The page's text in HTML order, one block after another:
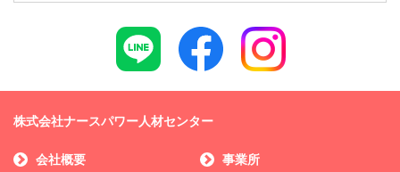
株式会社ナースパワー人材センター
会社概要 事業所